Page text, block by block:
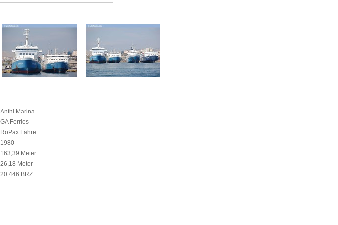
Anthi Marina
GA Ferries
RoPax Fähre
1980
163,39 Meter
26,18 Meter
20.446 BRZ